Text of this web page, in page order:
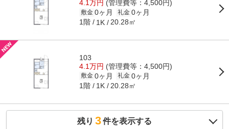
4.1万円 (管理費等：4,500円)
敷金 0ヶ月 礼金 0ヶ月
1階 1K 20.28㎡
103
4.1万円 (管理費等：4,500円)
敷金 0ヶ月 礼金 0ヶ月
1階 1K 20.28㎡
残り 3件を表示する